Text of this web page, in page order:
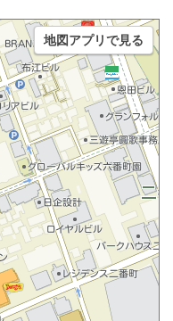
地図アプリで見る